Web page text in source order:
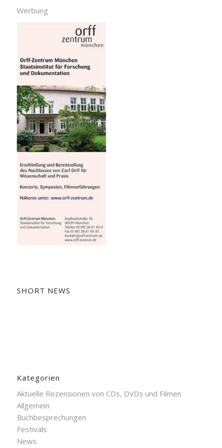
Werbung
SHORT NEWS
Kategorien
Aktuelle Rezensionen von CDs, DVDs und Filmen
Allgemein
Buchbesprechungen
Festivals
News